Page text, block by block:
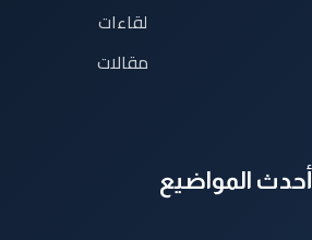
لقاءات
مقالات
أحدث المواضيع